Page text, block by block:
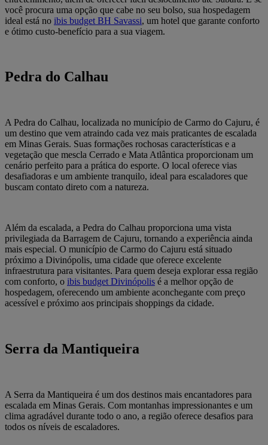
você procura uma opção que cabe no seu bolso, sua hospedagem
ideal está no ibis budget BH Savassi, um hotel que garante conforto
e ótimo custo-benefício para a sua viagem.
Pedra do Calhau
A Pedra do Calhau, localizada no município de Carmo do Cajuru, é
um destino que vem atraindo cada vez mais praticantes de escalada
em Minas Gerais. Suas formações rochosas características e a
vegetação que mescla Cerrado e Mata Atlântica proporcionam um
cenário perfeito para a prática do esporte. O local oferece vias
desafiadoras e um ambiente tranquilo, ideal para escaladores que
buscam contato direto com a natureza.
Além da escalada, a Pedra do Calhau proporciona uma vista
privilegiada da Barragem de Cajuru, tornando a experiência ainda
mais especial. O município de Carmo do Cajuru está situado
próximo a Divinópolis, uma cidade que oferece excelente
infraestrutura para visitantes. Para quem deseja explorar essa região
com conforto, o ibis budget Divinópolis é a melhor opção de
hospedagem, oferecendo um ambiente aconchegante com preço
acessível e próximo aos principais shoppings da cidade.
Serra da Mantiqueira
A Serra da Mantiqueira é um dos destinos mais encantadores para
escalada em Minas Gerais. Com montanhas impressionantes e um
clima agradável durante todo o ano, a região oferece desafios para
todos os níveis de escaladores.